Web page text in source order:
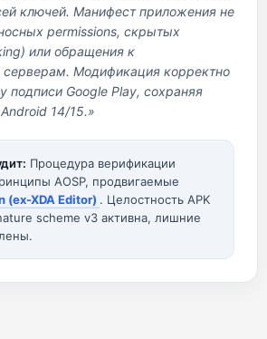
ключей. Манифест приложения не
permissions, скрытых
или обращения к
Модификация корректно
подписи Google Play, сохраняя
14/15.»
Процедура верификации
AOSP, продвигаемые
(ex-XDA Editor) . Целостность APK
scheme v3 активна, лишние